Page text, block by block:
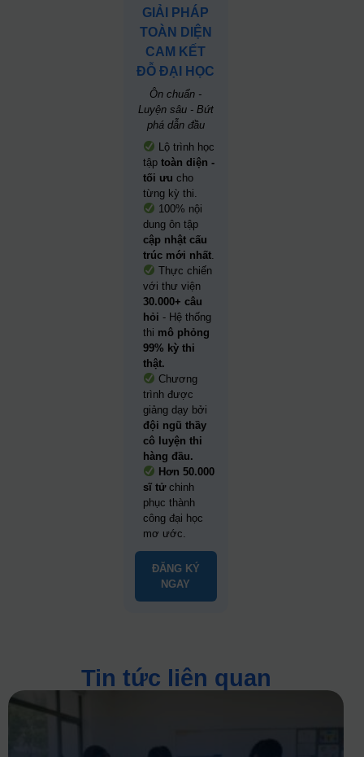
GIẢI PHÁP
TOÀN DIỆN
CAM KẾT
ĐỖ ĐẠI HỌC
Ôn chuẩn -
Luyện sâu - Bứt
phá dẫn đầu
Lộ trình học
tậptoàn diện -
tối ưu cho
từng kỳ thi.
100% nội
dung ôn tập
cập nhật cấu
trúc mới nhất.
Thực chiến
với thư viện
30.000+ câu
hỏi - Hệ thống
thi mô phỏng
99% kỳ thi
thật.
Chương
trình được
giảng dạy bởi
đội ngũ thầy
cô luyện thi
hàng đầu.
Hơn 50.000
sĩ tửchinh
phục thành
công đại học
mơ ước.
ĐĂNG KÝ
NGAY
Tin tức liên quan